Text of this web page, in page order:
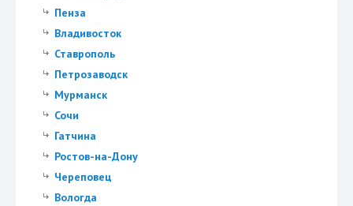
Пенза
Владивосток
Ставрополь
Петрозаводск
Мурманск
Сочи
Гатчина
Ростов-на-Дону
Череповец
Вологда